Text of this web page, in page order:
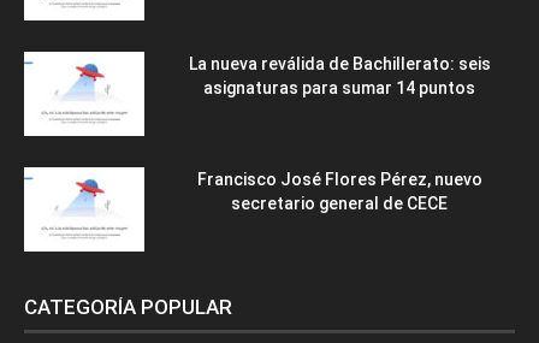
La nueva reválida de Bachillerato: seis
asignaturas para sumar 14 puntos
Francisco José Flores Pérez, nuevo
secretario general de CECE
CATEGORÍA POPULAR